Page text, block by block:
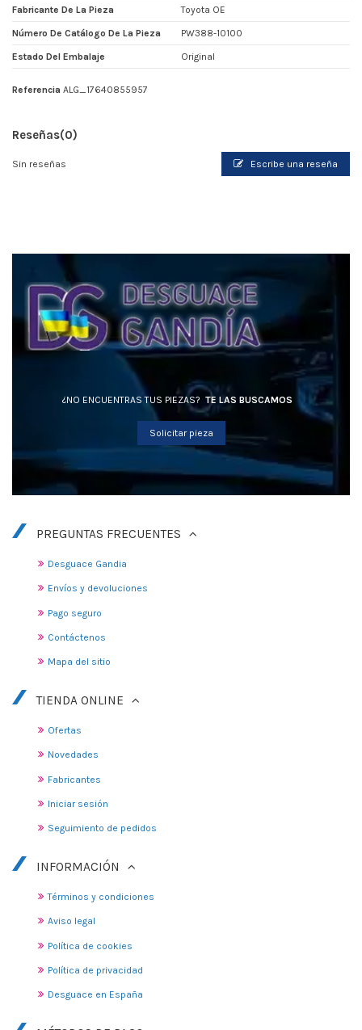
Fabricante De La Pieza Toyota OE
Número De Catálogo De La Pieza PW388-10100
Estado Del Embalaje Original
Referencia ALG_17640855957
Reseñas(0)
Sin reseñas Escribe una reseña
¿NO ENCUENTRAS TUS PIEZAS? TE LAS BUSCAMOS
Solicitar pieza
PREGUNTAS FRECUENTES
Desguace Gandia
Envíos y devoluciones
Pago seguro
Contáctenos
Mapa del sitio
TIENDA ONLINE
Ofertas
Novedades
Fabricantes
Iniciar sesión
Seguimiento de pedidos
INFORMACIÓN
Términos y condiciones
Aviso legal
Política de cookies
Política de privacidad
Desguace en España